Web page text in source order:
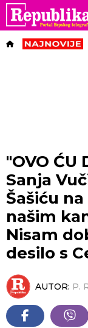
"OVO ĆU
Sanja
Šašiću
našim
Nisam
desilo s
AUTOR: P.